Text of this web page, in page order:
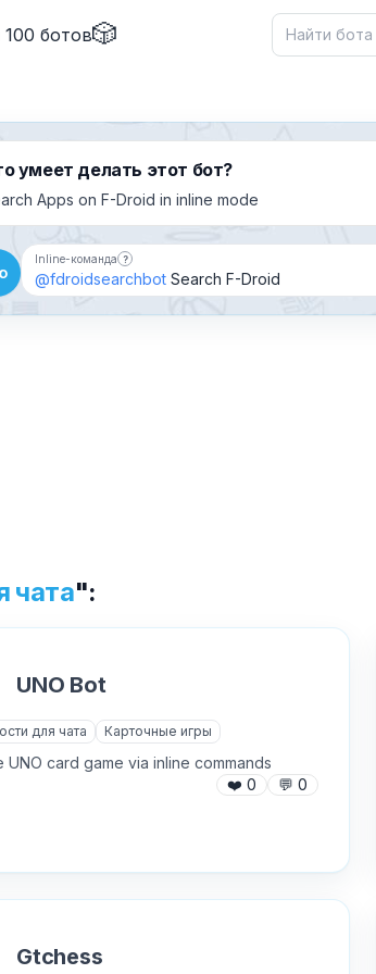
ботов🎲
бота?
и голос
умеет делать этот бот?
Apps on F-Droid in inline mode
Inline-команда ?
Бот можно добавить в чат и
@fdroidsearchbot Search F-Droid
чата":
UNO Bot
для чата Карточные игры
UNO card game via inline commands
❤️ 0 💬 0
Gtchess